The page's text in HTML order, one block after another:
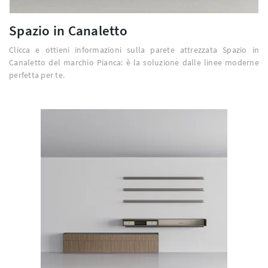
Spazio in Canaletto
Clicca e ottieni informazioni sulla parete attrezzata Spazio in
Canaletto del marchio Pianca: è la soluzione dalle linee moderne
perfetta per te.